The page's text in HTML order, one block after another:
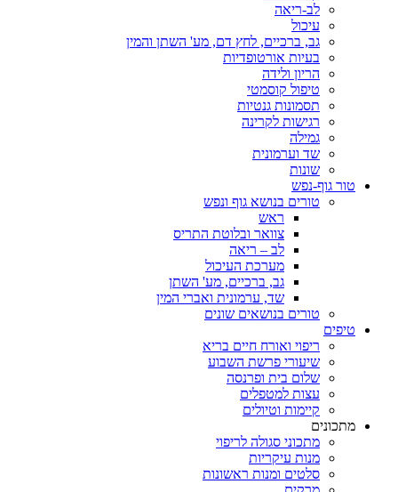
לב-ריאה
עיכול
גב, ברכיים, לחץ דם, מע' השתן והמין
בעיות אורטופדיות
הריון ולידה
טיפול קוסמטי
תסמונות גנטיות
רגישות לקרינה
גמילה
שד וערמונית
שונות
טור גוף-נפש
טורים בנושא גוף ונפש
ראש
צוואר ובלוטת התריס
לב – ריאה
מערכת העיכול
גב, ברכיים, מע' השתן
שד, ערמונית ואברי המין
טורים בנושאים שונים
טיפים
ריפוי ואורח חיים בריא
שיעורי פרשת השבוע
שלום בית ופרנסה
עצות למטפלים
קיימות וטיולים
מתכונים
מתכוני סגולה לריפוי
מנות עיקריות
סלטים ומנות ראשונות